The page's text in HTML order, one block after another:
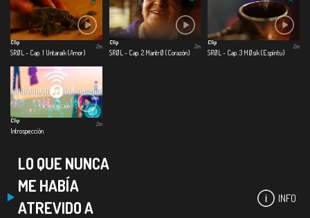
Clip
SRØL - Cap. 1 Untaraik (Amor)
2m
Clip
SRØL - Cap. 2 MantrØ (Corazón)
2m
Clip
SRØL - Cap. 3 MØsik (Espíritu)
2m
Clip
Introspección
2m
LO QUE NUNCA
ME HABÍA
ATREVIDO A
INFO